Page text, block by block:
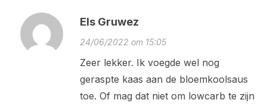
Els Gruwez
24/06/2022 om 15:05
Zeer lekker. Ik voegde wel nog
geraspte kaas aan de bloemkoolsaus
toe. Of mag dat niet om lowcarb te zijn